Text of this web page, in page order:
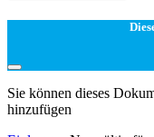
Sie können dieses
hinzufügen